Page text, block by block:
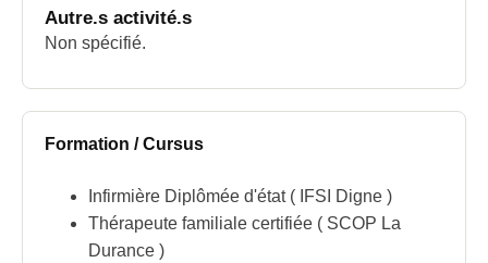
Autre.s activité.s
Non spécifié.
Formation / Cursus
Infirmière Diplômée d'état ( IFSI Digne )
Thérapeute familiale certifiée ( SCOP La
Durance )